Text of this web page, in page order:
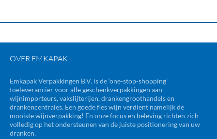
OVER EMKAPAK
Emkapak Verpakkingen B.V. is de ‘one-stop-shopping’
toeleverancier voor alle geschenkverpakkingen aan
wijnimporteurs, vakslijterijen, drankengroothandels en
drankencentrales. Een goede fles wijn verdient namelijk de
mooiste wijnverpakking! En onze focus en beleving richten zich
volledig op het ondersteunen van de juiste positionering van uw
dranken.